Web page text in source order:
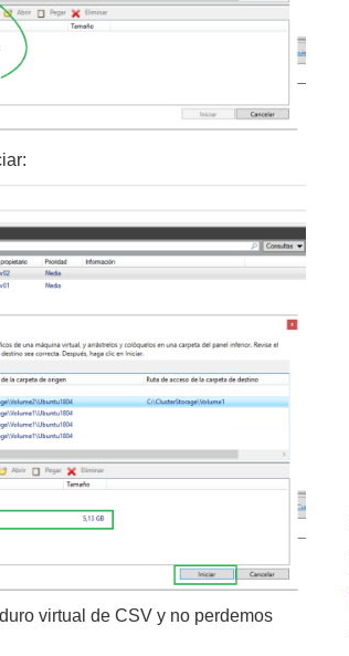
virtual de CSV y no perdemos